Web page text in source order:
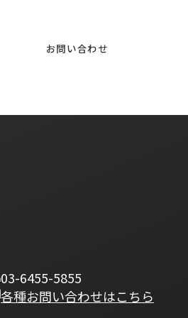
お問い合わせ
03-6455-5855
各種お問い合わせはこちら